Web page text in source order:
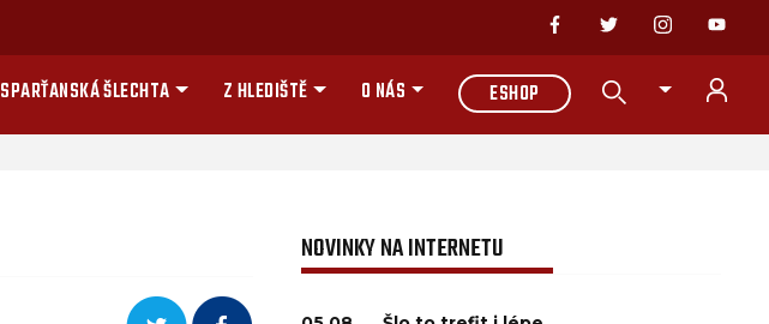
SPARŤANSKÁ ŠLECHTA Z HLEDIŠTĚ O NÁS ESHOP
NOVINKY NA INTERNETU